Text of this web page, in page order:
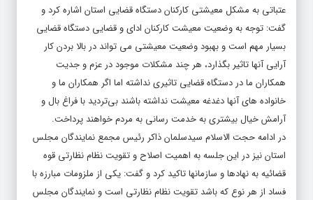
عتباتی به مشکل معیشتی کارکنان دستگاه قضایی استان اشاره کرد و
گفت: توجه به وضعیت معیشت کارکنان ادای و قضایی دستگاه قضایی
بسیار مهم است و بهبود وضعیت معیشتی می تواند در بالا بردن کار
آرایی آنها تاثیر بگذارد، هر چند مشکلات موجود در عزم و جدیت
همکاران ما در دستگاه قضایی تاثیری نداشته اما اگر همکاران ما و
خانواده های آنها دغدغه معیشت نداشته باشند بی‌تردید با فراغ بال و
آرامش خیال بیشتری به خدمت رسانی به مردم خواهند پرداخت.
در ادامه حجت الاسلام سیدسلمان ذاکر رئیس مجمع نمایندگان مجلس
استان نیز در این جلسه به اهمیت اصلاح و تقویت نظام نظارتی قوه
قضائیه به نهادها و سازمانها تاکید کرد و گفت: یکی از ملزومات مبارزه با
فساد از هر نوع که باشد تقویت نظام نظارتی است و نمایندگان مجلس